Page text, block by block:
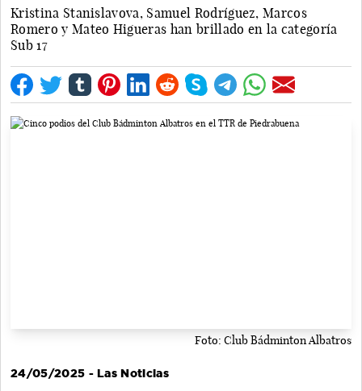
Kristina Stanislavova, Samuel Rodríguez, Marcos
Romero y Mateo Higueras han brillado en la categoría
Sub 17
Foto: Club Bádminton Albatros
24/05/2025 - Las Noticias